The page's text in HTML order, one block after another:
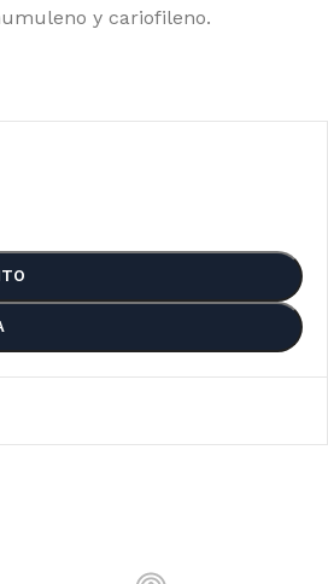
y cariofileno.